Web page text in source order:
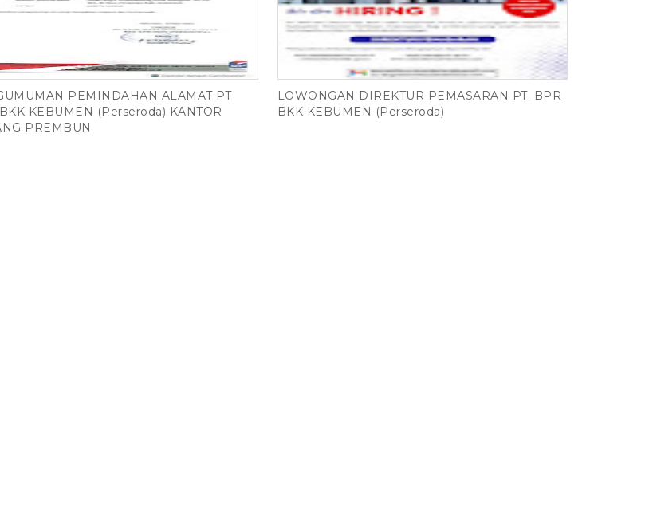
PEMINDAHAN ALAMAT PT
KEBUMEN (Perseroda) KANTOR
PREMBUN
LOWONGAN DIREKTUR PEMASARAN PT. BPR
BKK KEBUMEN (Perseroda)